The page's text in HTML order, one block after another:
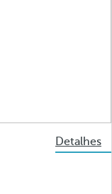
Detalhes